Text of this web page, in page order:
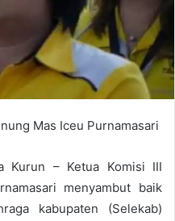
Mas Iceu Purnamasari
Kurun – Ketua Komisi III
menyambut baik
kabupaten (Selekab)